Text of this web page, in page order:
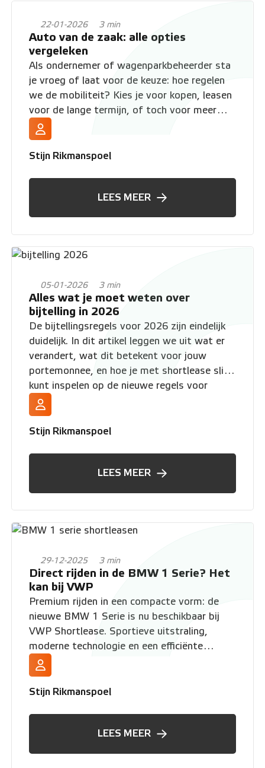
22-01-2026 3 min
Auto van de zaak: alle opties
vergeleken
Als ondernemer of wagenparkbeheerder sta
je vroeg of laat voor de keuze: hoe regelen
we de mobiliteit? Kies je voor kopen, leasen
voor de lange termijn, of toch voor meer
flexibiliteit? De "auto van de zaak" komt in
vele vormen, en elke vorm heeft zijn eigen
spelregels. In dit artikel zetten we alle
waarom flexibiliteit in de huidige markt vaak
de sleutel tot succes is.
Stijn Rikmanspoel
LEES MEER
05-01-2026 3 min
Alles wat je moet weten over
bijtelling in 2026
De bijtellingsregels voor 2026 zijn eindelijk
duidelijk. In dit artikel leggen we uit wat er
verandert, wat dit betekent voor jouw
portemonnee, en hoe je met shortlease slim
kunt inspelen op de nieuwe regels voor
bijtelling op elektrische, hybride en
benzineauto's.
Stijn Rikmanspoel
LEES MEER
29-12-2025 3 min
Direct rijden in de BMW 1 Serie? Het
kan bij VWP
Premium rijden in een compacte vorm: de
nieuwe BMW 1 Serie is nu beschikbaar bij
VWP Shortlease. Sportieve uitstraling,
moderne technologie en een efficiënte
aandrijflijn maken dit de perfecte instapper
in het BMW-gamma. En het mooiste? Je
kunt er bij VWP Shortlease direct in rijden.
Stijn Rikmanspoel
LEES MEER